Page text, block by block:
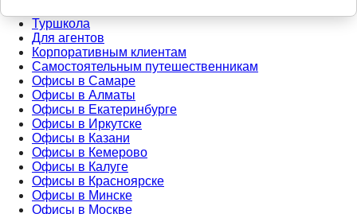
Туршкола
Для агентов
Корпоративным клиентам
Самостоятельным путешественникам
Офисы в Самаре
Офисы в Алматы
Офисы в Екатеринбурге
Офисы в Иркутске
Офисы в Казани
Офисы в Кемерово
Офисы в Калуге
Офисы в Красноярске
Офисы в Минске
Офисы в Москве